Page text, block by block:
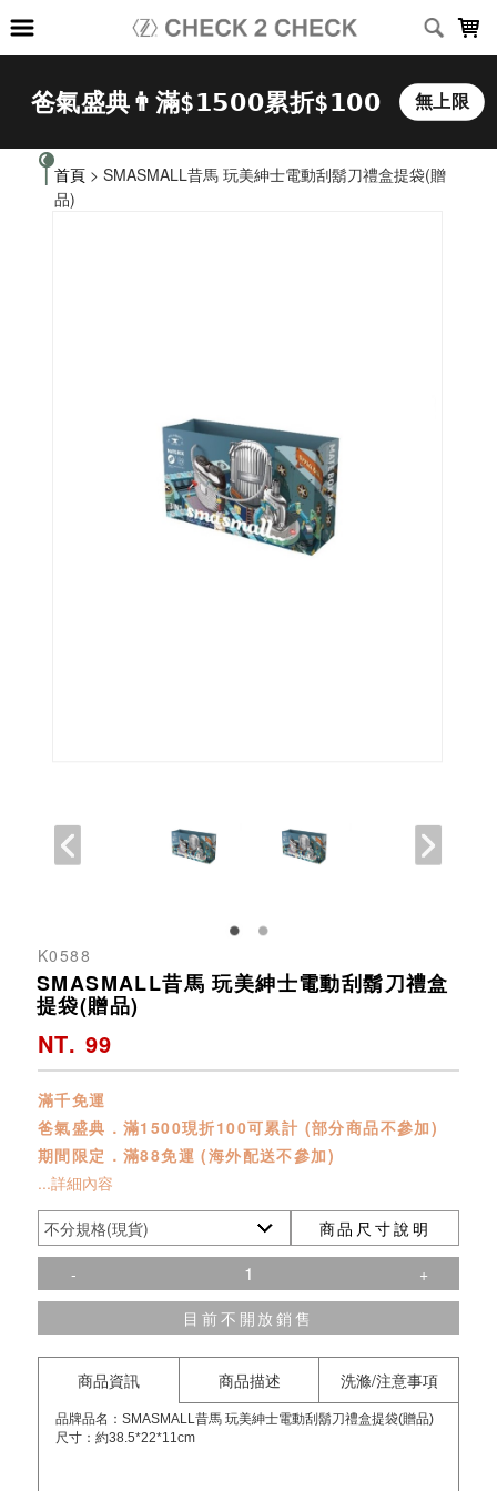
首頁 > SMASMALL昔馬 玩美紳士電動刮鬍刀禮盒提袋(贈
品)
K0588
SMASMALL昔馬 玩美紳士電動刮鬍刀禮盒
提袋(贈品)
NT. 99
滿千免運
爸氣盛典．滿1500現折100可累計 (部分商品不參加)
期間限定．滿88免運 (海外配送不參加)
...詳細內容
商品尺寸說明
-
+
目前不開放銷售
商品資訊 商品描述 洗滌/注意事項
品牌品名：SMASMALL昔馬 玩美紳士電動刮鬍刀禮盒提袋(贈品)
尺寸：約38.5*22*11cm